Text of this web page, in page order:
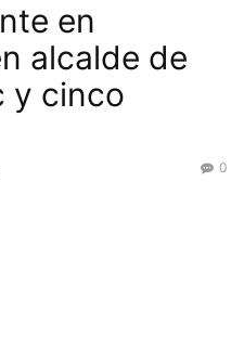
en
alcalde de
y cinco
0